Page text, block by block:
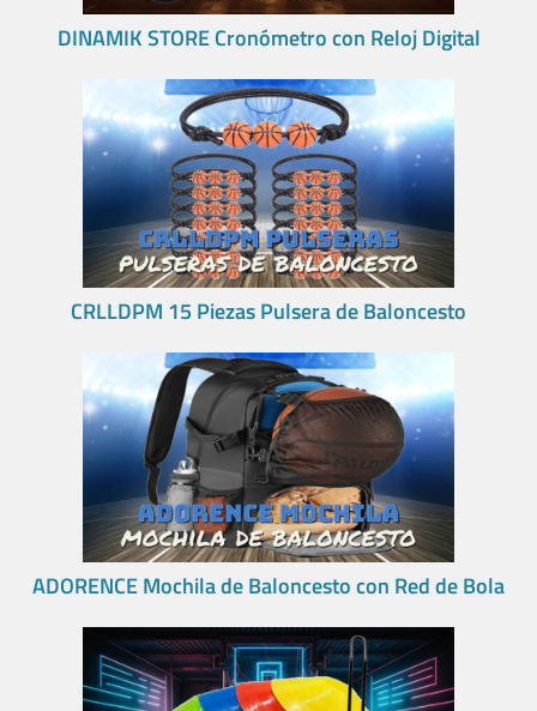
DINAMIK STORE Cronómetro con Reloj Digital
CRLLDPM 15 Piezas Pulsera de Baloncesto
ADORENCE Mochila de Baloncesto con Red de Bola